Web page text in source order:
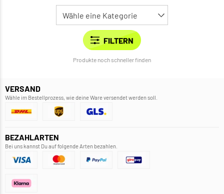
Produkte noch schneller finden
VERSAND
Wähle im Bestellprozess, wie deine Ware versendet werden soll.
BEZAHLARTEN
Bei uns kannst Du auf folgende Arten bezahlen.